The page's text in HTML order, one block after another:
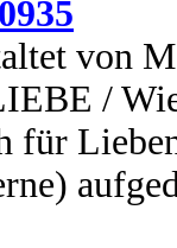
von
/
für